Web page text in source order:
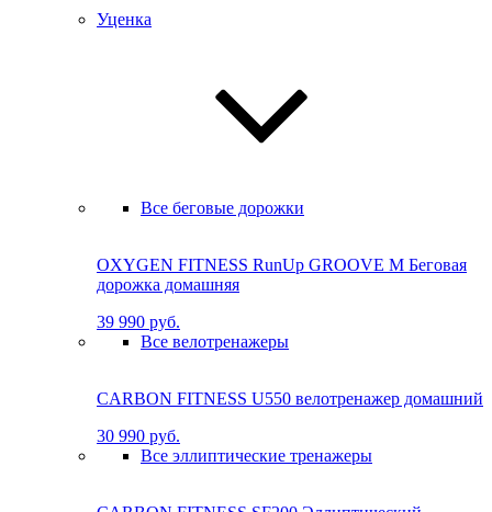
Уценка
Все беговые дорожки
OXYGEN FITNESS RunUp GROOVE M Бе­го­вая
до­рож­ка до­маш­няя
39 990 руб.
Все велотренажеры
CARBON FITNESS U550 велотренажер домашний
30 990 руб.
Все эллиптические тренажеры